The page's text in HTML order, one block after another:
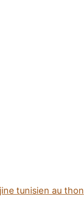
tunisien au thon